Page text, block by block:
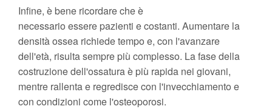
Infine, è bene ricordare che è
necessario essere pazienti e costanti. Aumentare la
densità ossea richiede tempo e, con l'avanzare
dell'età, risulta sempre più complesso. La fase della
costruzione dell'ossatura è più rapida nei giovani,
mentre rallenta e regredisce con l'invecchiamento e
con condizioni come l'osteoporosi.